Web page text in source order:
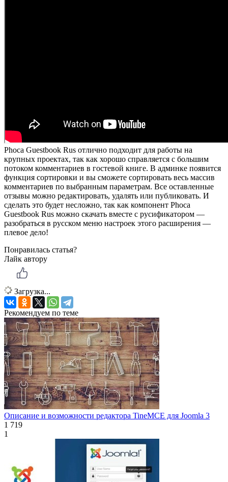
Phoca Guestbook Rus отлично подходит для работы на
крупных проектах, так как хорошо справляется с большим
потоком комментариев в гостевой книге. В админке появится
функция сортировки и вы сможете сортировать весь массив
комментариев по выбранным параметрам. Все оставленные
отзывы можно редактировать, удалять или публиковать. И
сделать это будет несложно, так как компонент Phoca
Guestbook Rus можно скачать вместе с русификатором —
разобраться в русском меню настроек этого расширения —
плевое дело!
Понравилась статья?
Лайк автору
Загрузка...
Рекомендуем по теме
Описание и возможности редактора TineMCE для Joomla 3
1 719
1